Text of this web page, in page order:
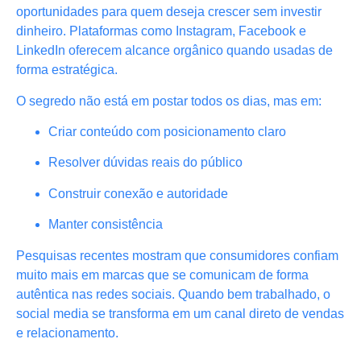
oportunidades para quem deseja crescer sem investir
dinheiro. Plataformas como Instagram, Facebook e
LinkedIn oferecem alcance orgânico quando usadas de
forma estratégica.
O segredo não está em postar todos os dias, mas em:
Criar conteúdo com posicionamento claro
Resolver dúvidas reais do público
Construir conexão e autoridade
Manter consistência
Pesquisas recentes mostram que consumidores confiam
muito mais em marcas que se comunicam de forma
autêntica nas redes sociais. Quando bem trabalhado, o
social media se transforma em um canal direto de vendas
e relacionamento.